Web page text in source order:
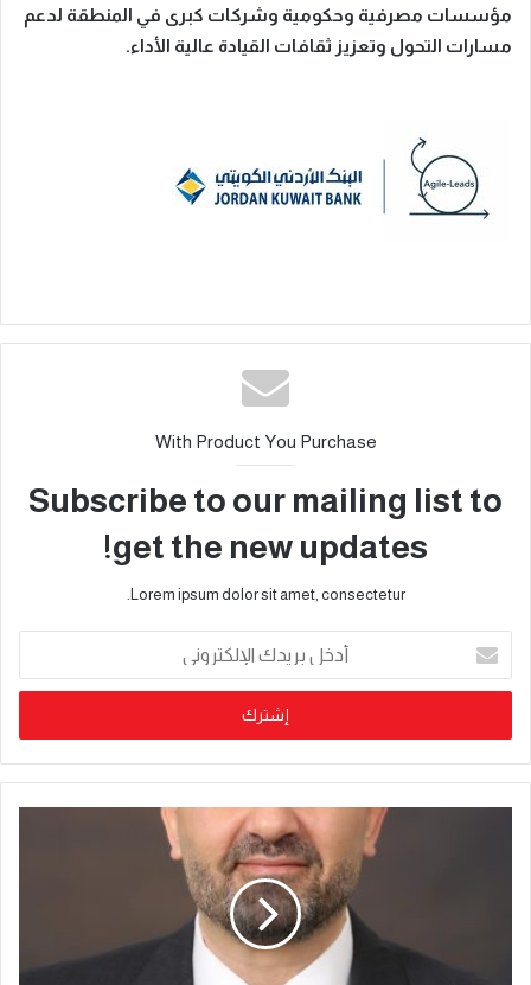
مؤسسات مصرفية وحكومية وشركات كبرى في المنطقة لدعم
مسارات التحول وتعزيز ثقافات القيادة عالية الأداء.
With Product You Purchase
Subscribe to our mailing list to
get the new updates!
Lorem ipsum dolor sit amet, consectetur.